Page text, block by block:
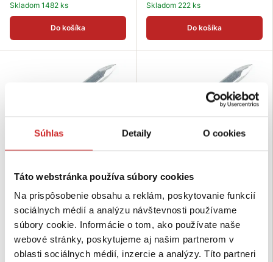
Súhlas Detaily O cookies
Táto webstránka používa súbory cookies
Na prispôsobenie obsahu a reklám, poskytovanie funkcií
sociálnych médií a analýzu návštevnosti používame
súbory cookie. Informácie o tom, ako používate naše
webové stránky, poskytujeme aj našim partnerom v
oblasti sociálnych médií, inzercie a analýzy. Títo partneri
Skladom 1482 ks
Do košíka
Skladom 222 ks
Do košíka
EU SELECT Skoba zatĺkacia Zn
100mm
Rozmer (mm): 100 mm
Nosnosť (kg): 25 kg
Povrchová úprava: biely
EU SELECT Skoba zatĺkacia Zn
80mm
Rozmer (mm): 80 mm
Nosnosť (kg): 25 kg
Povrchová úprava: biely